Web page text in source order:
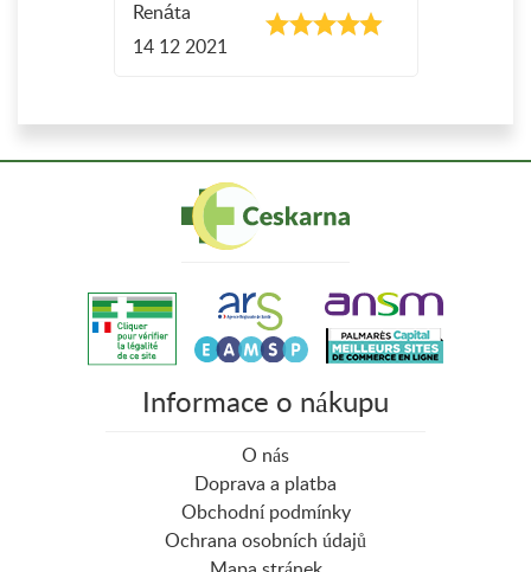
skončila s kvasinkovou infekcí.
Takže jsem to musela také
ošetřit 7denním krémem. Ale
Renáta
14 12 2021
Informace o nákupu
O nás
Doprava a platba
Obchodní podmínky
Ochrana osobních údajů